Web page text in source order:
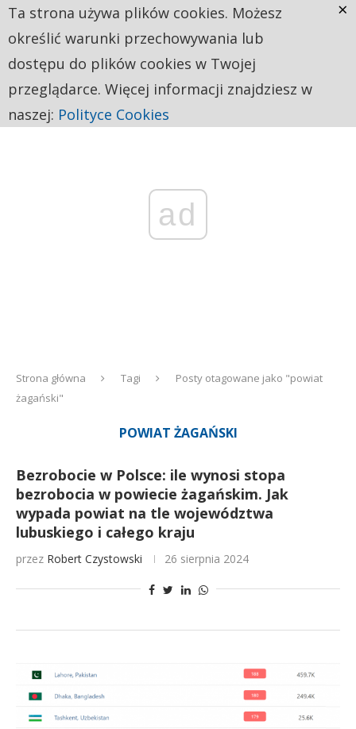
ad
Strona główna Tagi
Posty otagowane jako "powiat
żagański"
POWIAT ŻAGAŃSKI
Bezrobocie w Polsce: ile wynosi stopa
bezrobocia w powiecie żagańskim. Jak
wypada powiat na tle województwa
lubuskiego i całego kraju
przez Robert Czystowski 26 sierpnia 2024
Ta strona używa plików cookies. Możesz
określić warunki przechowywania lub
dostępu do plików cookies w Twojej
przeglądarce. Więcej informacji znajdziesz w
naszej: Polityce Cookies
×